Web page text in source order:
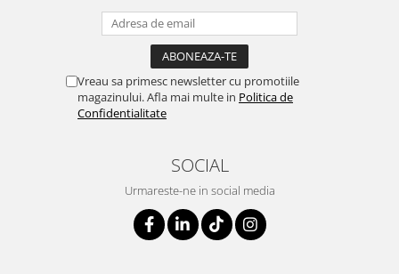
Vreau sa primesc newsletter cu promotiile
magazinului. Afla mai multe in Politica de
Confidentialitate
SOCIAL
Urmareste-ne in social media